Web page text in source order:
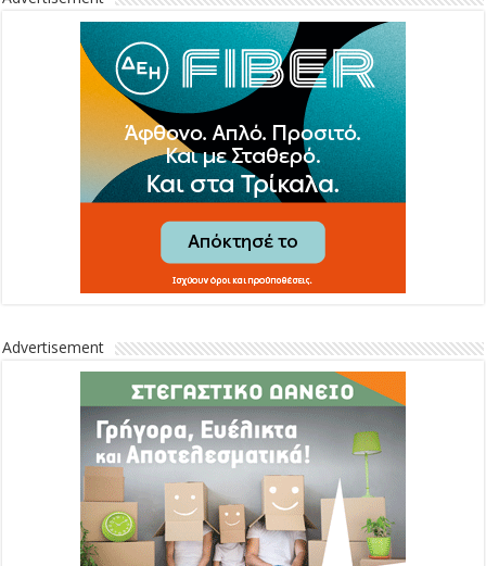
Advertisement